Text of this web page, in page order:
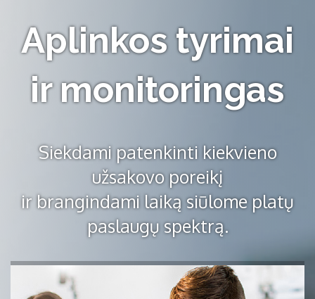
Aplinkos tyrimai
ir monitoringas
Siekdami patenkinti kiekvieno
užsakovo poreikį
ir brangindami laiką siūlome platų
paslaugų spektrą.